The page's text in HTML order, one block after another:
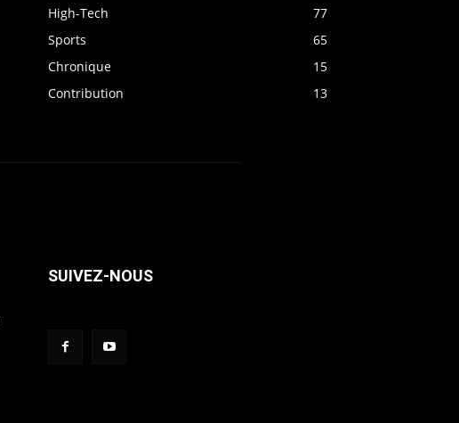
High-Tech
77
Sports
65
Chronique
15
Contribution
13
SUIVEZ-NOUS